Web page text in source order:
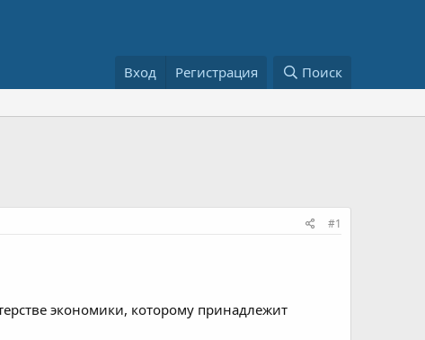
Вход Регистрация Поиск
#1
экономики, которому принадлежит